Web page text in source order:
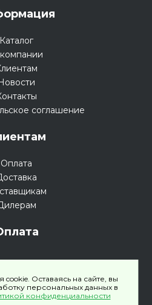
Каталог
соглашение
Оплата
cookie. Оставаясь на сайте, вы
персональных данных в
конфиденциальности